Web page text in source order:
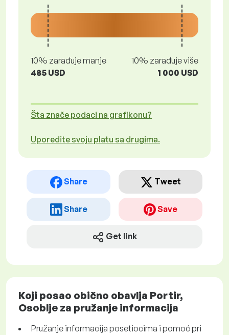
10% zarađuje manje
485 USD
10% zarađuje više
1 000 USD
Šta znače podaci na grafikonu?
Uporedite svoju platu sa drugima.
Share Tweet
Share Save
Get link
Koji posao obično obavlja Portir,
Osoblje za pružanje informacija
Pružanje informacija posetiocima i pomoć pri